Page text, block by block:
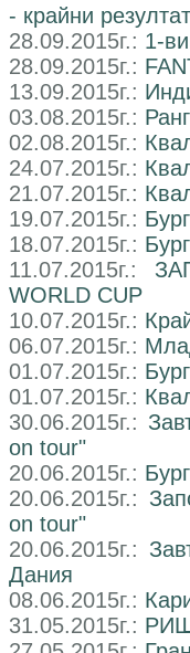
- крайни
28.09.2015г.: 1-
28.09.2015г.:
13.09.2015г.:
03.08.2015г.:
02.08.2015г.:
24.07.2015г.:
21.07.2015г.:
19.07.2015г.:
18.07.2015г.:
11.07.2015г.:
WORLD CUP
10.07.2015г.:
06.07.2015г.:
01.07.2015г.:
01.07.2015г.:
30.06.2015г.:
on tour"
20.06.2015г.:
20.06.2015г.:
on tour"
20.06.2015г.:
Дания
08.06.2015г.:
31.05.2015г.: